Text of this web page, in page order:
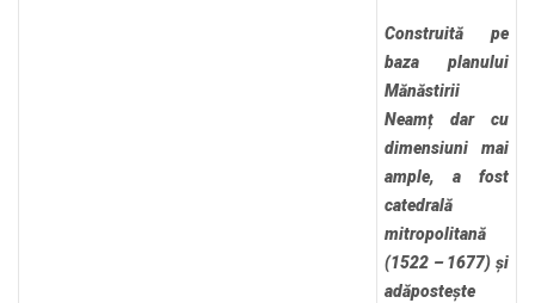
Construită pe
baza planului
Mănăstirii
Neamț dar cu
dimensiuni mai
ample, a fost
catedrală
mitropolitană
(1522 – 1677) și
adăpostește